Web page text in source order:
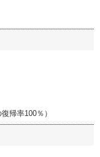
帰率100％）